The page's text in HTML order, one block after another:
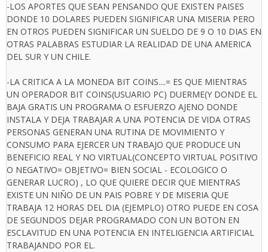
-LOS APORTES QUE SEAN PENSANDO QUE EXISTEN PAISES
DONDE 10 DOLARES PUEDEN SIGNIFICAR UNA MISERIA PERO
EN OTROS PUEDEN SIGNIFICAR UN SUELDO DE 9 O 10 DIAS EN
OTRAS PALABRAS ESTUDIAR LA REALIDAD DE UNA AMERICA
DEL SUR Y UN CHILE.
-LA CRITICA A LA MONEDA BIT COINS....= ES QUE MIENTRAS
UN OPERADOR BIT COINS(USUARIO PC) DUERME(Y DONDE EL
BAJA GRATIS UN PROGRAMA O ESFUERZO AJENO DONDE
INSTALA Y DEJA TRABAJAR A UNA POTENCIA DE VIDA OTRAS
PERSONAS GENERAN UNA RUTINA DE MOVIMIENTO Y
CONSUMO PARA EJERCER UN TRABAJO QUE PRODUCE UN
BENEFICIO REAL Y NO VIRTUAL(CONCEPTO VIRTUAL POSITIVO
O NEGATIVO= OBJETIVO= BIEN SOCIAL - ECOLOGICO O
GENERAR LUCRO) , LO QUE QUIERE DECIR QUE MIENTRAS
EXISTE UN NIÑO DE UN PAIS POBRE Y DE MISERIA QUE
TRABAJA 12 HORAS DEL DIA (EJEMPLO) OTRO PUEDE EN COSA
DE SEGUNDOS DEJAR PROGRAMADO CON UN BOTON EN
ESCLAVITUD EN UNA POTENCIA EN INTELIGENCIA ARTIFICIAL
TRABAJANDO POR EL.